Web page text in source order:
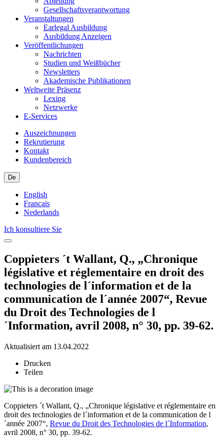
Gesellschaftsverantwortung
Veranstaltungen
Earlegal Ausbildung
Ausbildung Anzeigen
Veröffentlichungen
Nachrichten
Studien und Weißbücher
Newsletters
Akademische Publikationen
Weltweite Präsenz
Lexing
Netzwerke
E-Services
Auszeichnungen
Rekrutierung
Kontakt
Kundenbereich
De
English
Français
Nederlands
Ich konsultiere Sie
Coppieters ´t Wallant, Q., „Chronique
législative et réglementaire en droit des
technologies de l´information et de la
communication de l´année 2007“, Revue
du Droit des Technologies de l
´Information, avril 2008, n° 30, pp. 39-62.
Aktualisiert am 13.04.2022
Drucken
Teilen
Coppieters ´t Wallant, Q., „Chronique législative et réglementaire en
droit des technologies de l´information et de la communication de l
´année 2007“, Revue du Droit des Technologies de l´Information,
avril 2008, n° 30, pp. 39-62.